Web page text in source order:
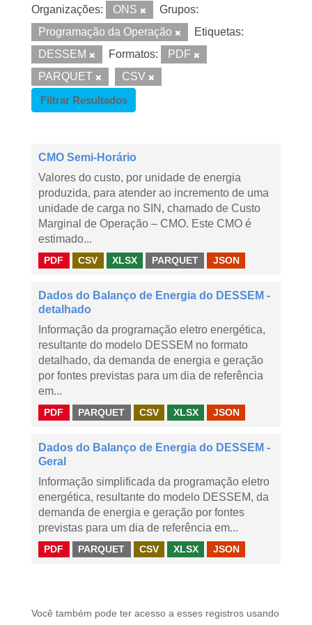
Organizações: ONS
Grupos:
Programação da Operação
Etiquetas:
DESSEM
Formatos:
PDF
PARQUET
CSV
Filtrar Resultados
CMO Semi-Horário
Valores do custo, por unidade de energia
produzida, para atender ao incremento de uma
unidade de carga no SIN, chamado de Custo
Marginal de Operação – CMO. Este CMO é
estimado...
PDF CSV XLSX PARQUET JSON
Dados do Balanço de Energia do DESSEM -
detalhado
Informação da programação eletro energética,
resultante do modelo DESSEM no formato
detalhado, da demanda de energia e geração
por fontes previstas para um dia de referência
em...
PDF PARQUET CSV XLSX JSON
Dados do Balanço de Energia do DESSEM -
Geral
Informação simplificada da programação eletro
energética, resultante do modelo DESSEM, da
demanda de energia e geração por fontes
previstas para um dia de referência em...
PDF PARQUET CSV XLSX JSON
Você também pode ter acesso a esses registros usando